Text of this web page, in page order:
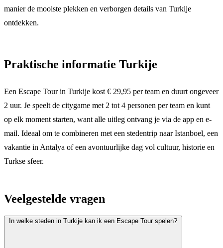
manier de mooiste plekken en verborgen details van Turkije
ontdekken.
Praktische informatie Turkije
Een Escape Tour in Turkije kost € 29,95 per team en duurt ongeveer
2 uur. Je speelt de citygame met 2 tot 4 personen per team en kunt
op elk moment starten, want alle uitleg ontvang je via de app en e-
mail. Ideaal om te combineren met een stedentrip naar Istanboel, een
vakantie in Antalya of een avontuurlijke dag vol cultuur, historie en
Turkse sfeer.
Veelgestelde vragen
In welke steden in Turkije kan ik een Escape Tour spelen?